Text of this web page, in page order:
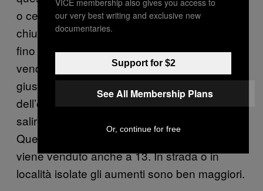
o cercando di farlo, visto che gli shop sono
chiusi. Alla stazione centrale di Milano, dove
fino a qualche settimana fa gruppi di pusher
vendevano piccole quantità d’erba, è rimasto
giusto qualche senzatetto. In città il prezzo
dell’erba in quattro settimane ha preso a
salire, arrivando a rincari del 30-40 percento.
Quello che al dettaglio costava 8-10 ora
viene venduto anche a 13. In strada o in
località isolate gli aumenti sono ben maggiori.
our very best writing and exclusive new
documentaries.
Support for $2
See All Membership Plans
Or, continue for free